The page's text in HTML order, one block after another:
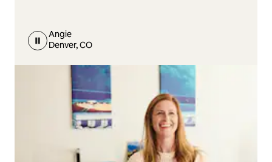
Angie
Denver, CO